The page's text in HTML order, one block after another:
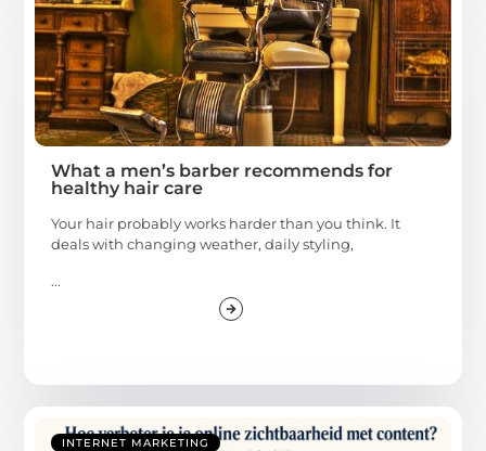
What a men’s barber recommends for
healthy hair care
Your hair probably works harder than you think. It
deals with changing weather, daily styling,
...
INTERNET MARKETING